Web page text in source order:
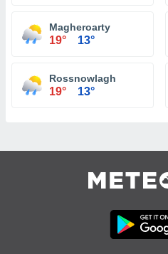
Magheroarty
19° 13°
Rossnowlagh
19° 13°